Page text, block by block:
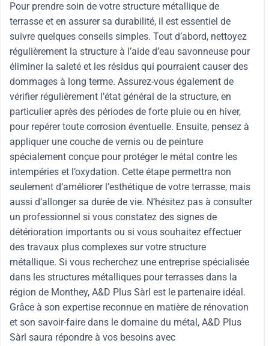
Pour prendre soin de votre structure métallique de
terrasse et en assurer sa durabilité, il est essentiel de
suivre quelques conseils simples. Tout d’abord, nettoyez
régulièrement la structure à l’aide d’eau savonneuse pour
éliminer la saleté et les résidus qui pourraient causer des
dommages à long terme. Assurez-vous également de
vérifier régulièrement l’état général de la structure, en
particulier après des périodes de forte pluie ou en hiver,
pour repérer toute corrosion éventuelle. Ensuite, pensez à
appliquer une couche de vernis ou de peinture
spécialement conçue pour protéger le métal contre les
intempéries et l’oxydation. Cette étape permettra non
seulement d’améliorer l’esthétique de votre terrasse, mais
aussi d’allonger sa durée de vie. N’hésitez pas à consulter
un professionnel si vous constatez des signes de
détérioration importants ou si vous souhaitez effectuer
des travaux plus complexes sur votre structure
métallique. Si vous recherchez une entreprise spécialisée
dans les structures métalliques pour terrasses dans la
région de Monthey, A&D Plus Sàrl est le partenaire idéal.
Grâce à son expertise reconnue en matière de rénovation
et son savoir-faire dans le domaine du métal, A&D Plus
Sàrl saura répondre à vos besoins avec